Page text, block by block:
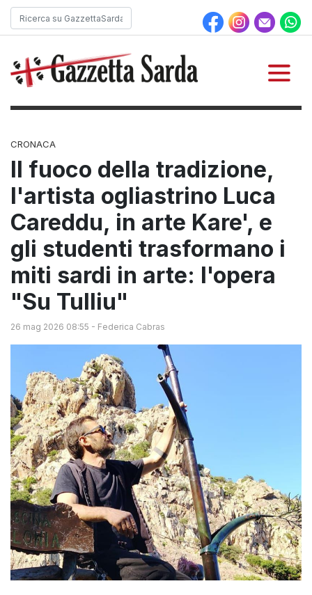
CRONACA
Il fuoco della tradizione,
l'artista ogliastrino Luca
Careddu, in arte Kare', e
gli studenti trasformano i
miti sardi in arte: l'opera
"Su Tulliu"
26 mag 2026 08:55 - Federica Cabras